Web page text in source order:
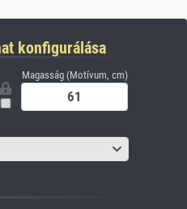
konfigurálása
Magasság (Motívum, cm)